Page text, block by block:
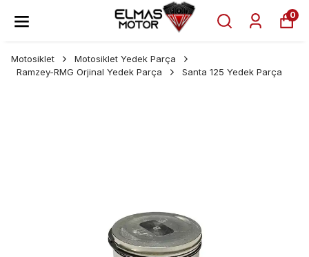
0
Motosiklet
Motosiklet Yedek Parça
Ramzey-RMG Orjinal Yedek Parça
Santa 125 Yedek Parça